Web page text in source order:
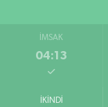
İMSAK
04:13
İKINDI